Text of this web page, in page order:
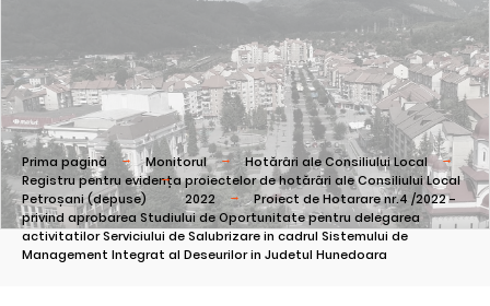
Prima pagină Monitorul
Hotărâri ale Consiliului Local
Registru pentru evidența proiectelor de hotărâri ale Consiliului Local
Petroșani (depuse)
2022
Proiect de Hotarare nr.4 /2022 -
privind aprobarea Studiului de Oportunitate pentru delegarea
activitatilor Serviciului de Salubrizare in cadrul Sistemului de
Management Integrat al Deseurilor in Judetul Hunedoara